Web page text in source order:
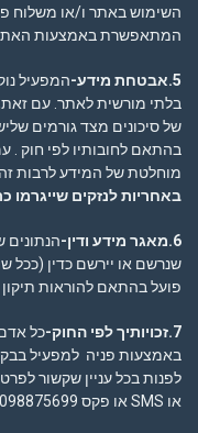
השימוש באתר ו/או משלוח
המתאפשרת באמצעות
5.אבטחת מידע-
המפעיל
בלתי מורשית לאתר. עם זאת,
של סיכונים מצד גורמים
בהתאם לחובותיו לפי חוק .
מוחלטת של המידע לרבות
באחריות לנזקים שייגרמו
6.מאגר מידע ודין-
הנתונים
שנרשם או יירשם כדין (ככל
פועל בהתאם להוראות תיקון 13 לחוק הפרטיות (להלן ולעיל:" החוק)
7.זכויותיך לפי החוק-
כל
באמצעות פניה למפעיל
לפנות בכל עניין שקשור
או SMS או פקס 098875699 .